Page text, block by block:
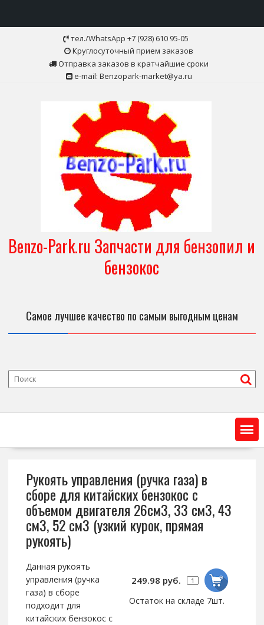
тел./WhatsApp +7 (928) 610 95-05
Круглосуточный прием заказов
Отправка заказов в кратчайшие сроки
e-mail: Benzopark-market@ya.ru
Benzo-Park.ru Запчасти для бензопил и
бензокос
Самое лучшее качество по самым выгодным ценам
Рукоять управления (ручка газа) в
сборе для китайских бензокос с
объемом двигателя 26см3, 33 см3, 43
см3, 52 см3 (узкий курок, прямая
рукоять)
249.98 руб.
Остаток на складе 7шт.
Данная рукоять
управления (ручка
газа) в сборе
подходит для
китайских бензокос с